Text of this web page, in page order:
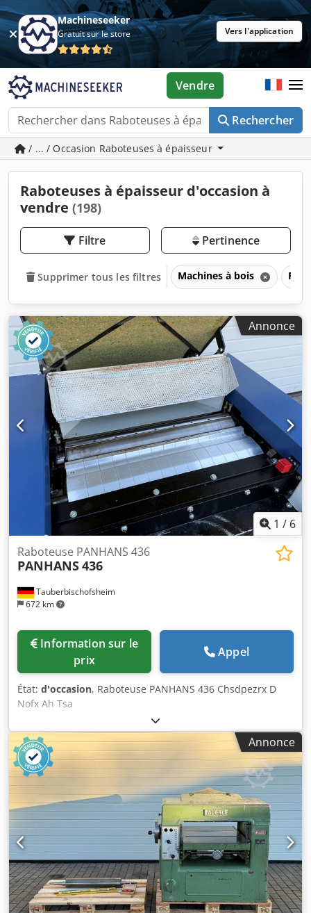
Machineseeker
Gratuit sur le store Vers l'application
Rechercher
Vendre
/ ... / Occasion Raboteuses à épaisseur
Raboteuses à épaisseur d'occasion à
vendre (198)
Filtre Pertinence
Supprimer tous les filtres Machines à bois
Annonce
1 / 6
Tauberbischofsheim
672 km
Raboteuse PANHANS 436
PANHANS436
prix
Appel
État: d'occasion, Raboteuse PANHANS 436 Chsdpezrx D
Nofx Ah Tsa
Annonce